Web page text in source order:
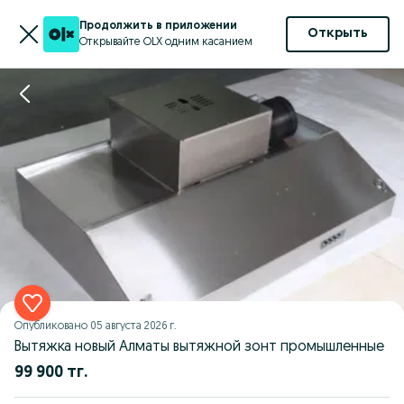
Продолжить в приложении
Открывайте OLX одним касанием
Открыть
Опубликовано 05 августа 2026 г.
Вытяжка новый Алматы вытяжной зонт промышленные
99 900 тг.